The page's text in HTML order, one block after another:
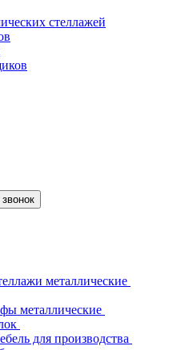
стеллажей
металлические
металлические
для производства